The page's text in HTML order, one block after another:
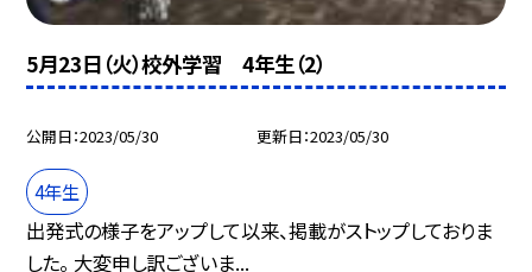
5月23日（火）校外学習 4年生（2）
公開日 2023/05/30 更新日 2023/05/30
4年生
出発式の様子をアップして以来、掲載がストップしておりま
した。 大変申し訳ございま...